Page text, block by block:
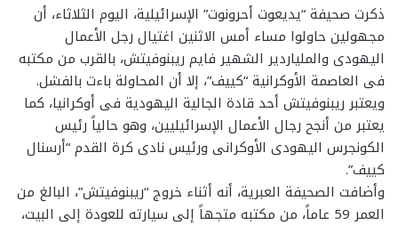
ذكرت صحيفة “يديعوت أحرونوت” الإسرائيلية، اليوم الثلاثاء، أن
مجهولين حاولوا مساء أمس الاثنين اغتيال رجل الأعمال
اليهودى والملياردير الشهير فايم ريبنوفيتش، بالقرب من مكتبه
فى العاصمة الأوكرانية “كييف”، إلا أن المحاولة باءت بالفشل.
ويعتبر ريبنوفيتش أحد قادة الجالية اليهودية فى أوكرانيا، كما
يعتبر من أنجح رجال الأعمال الإسرائيليين، وهو حالياً رئيس
الكونجرس اليهودى الأوكرانى ورئيس نادى كرة القدم “أرسنال
كييف”.
وأضافت الصحيفة العبرية، أنه أثناء خروج “ريبنوفيتش”، البالغ من
العمر 59 عاماً، من مكتبه متجهاً إلى سيارته للعودة إلى البيت،